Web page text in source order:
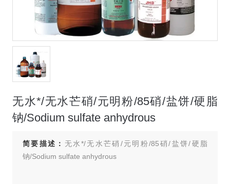
无水*/无水芒硝/元明粉/85硝/盐饼/硬脂
钠/Sodium sulfate anhydrous
简要描述： 无水*/无水芒硝/元明粉/85硝/盐饼/硬脂
钠/Sodium sulfate anhydrous